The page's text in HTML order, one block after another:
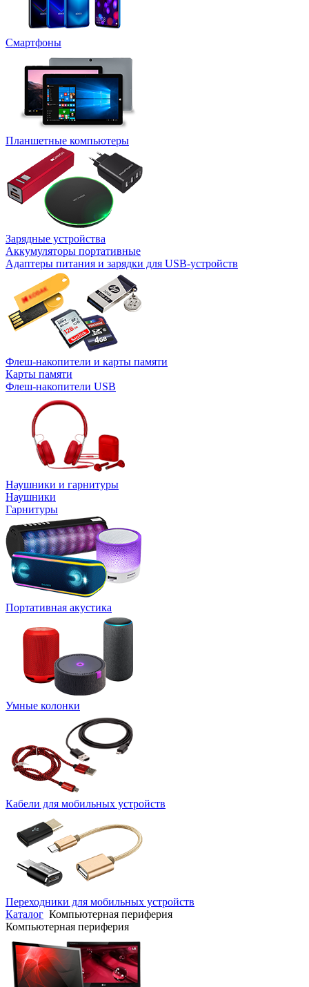
Смартфоны
Планшетные компьютеры
Зарядные устройства
Аккумуляторы портативные
Адаптеры питания и зарядки для USB-устройств
Флеш-накопители и карты памяти
Карты памяти
Флеш-накопители USB
Наушники и гарнитуры
Наушники
Гарнитуры
Портативная акустика
Умные колонки
Кабели для мобильных устройств
Переходники для мобильных устройств
Каталог Компьютерная периферия
Компьютерная периферия